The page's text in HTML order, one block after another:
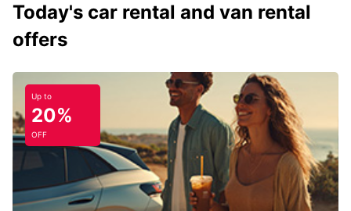
Today's car rental and van rental
offers
Up to
20%
OFF